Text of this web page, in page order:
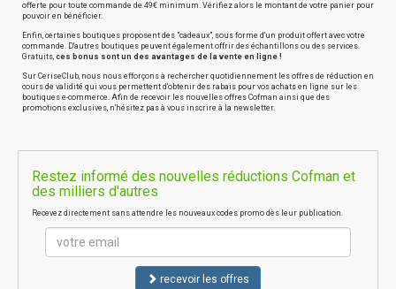
offerte pour toute commande de 49€ minimum. Vérifiez alors le montant de votre panier pour
pouvoir en bénéficier.
Enfin, certaines boutiques proposent des "cadeaux", sous forme d'un produit offert avec votre
commande. D'autres boutiques peuvent également offrir des échantillons ou des services.
Gratuits, ces bonus sont un des avantages de la vente en ligne !
Sur CeriseClub, nous nous efforçons à rechercher quotidiennement les offres de réduction en
cours de validité qui vous permettent d'obtenir des rabais pour vos achats en ligne sur les
boutiques e-commerce. Afin de recevoir les nouvelles offres Cofman ainsi que des
promotions exclusives, n'hésitez pas à vous inscrire à la newsletter.
Restez informé des nouvelles réductions Cofman et
des milliers d'autres
Recevez directement sans attendre les nouveaux codes promo dès leur publication.
recevoir les offres